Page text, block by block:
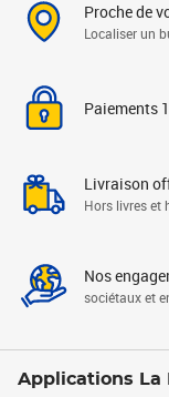
Proche de
Localiser un
Paiements
Livraison
Hors livres et
Nos
sociétaux et
Applications La